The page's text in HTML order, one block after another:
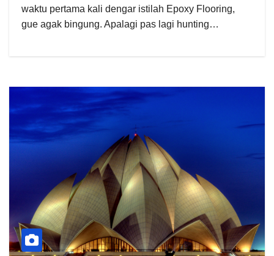
waktu pertama kali dengar istilah Epoxy Flooring,
gue agak bingung. Apalagi pas lagi hunting…